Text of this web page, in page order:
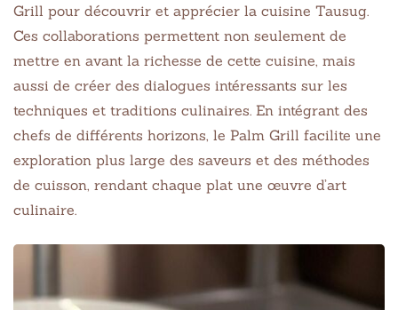
Grill pour découvrir et apprécier la cuisine Tausug.
Ces collaborations permettent non seulement de
mettre en avant la richesse de cette cuisine, mais
aussi de créer des dialogues intéressants sur les
techniques et traditions culinaires. En intégrant des
chefs de différents horizons, le Palm Grill facilite une
exploration plus large des saveurs et des méthodes
de cuisson, rendant chaque plat une œuvre d’art
culinaire.